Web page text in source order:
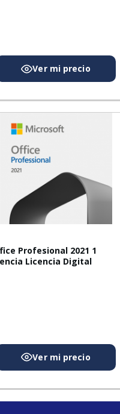
Profesional 2021 1
Licencia Digital